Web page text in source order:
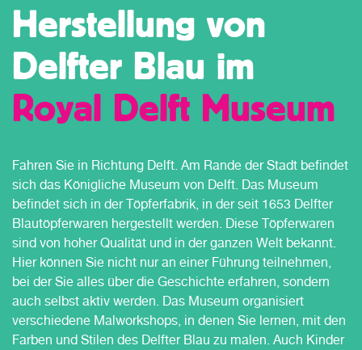
Herstellung von
Delfter Blau im
Royal Delft Museum
Fahren Sie in Richtung Delft. Am Rande der Stadt befindet
sich das Königliche Museum von Delft. Das Museum
befindet sich in der Töpferfabrik, in der seit 1653 Delfter
Blautöpferwaren hergestellt werden. Diese Töpferwaren
sind von hoher Qualität und in der ganzen Welt bekannt.
Hier können Sie nicht nur an einer Führung teilnehmen,
bei der Sie alles über die Geschichte erfahren, sondern
auch selbst aktiv werden. Das Museum organisiert
verschiedene Malworkshops, in denen Sie lernen, mit den
Farben und Stilen des Delfter Blau zu malen. Auch Kinder